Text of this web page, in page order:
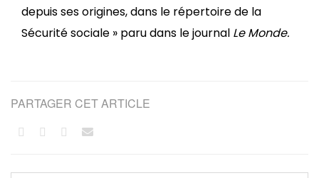
depuis ses origines, dans le répertoire de la
Sécurité sociale » paru dans le journal Le Monde.
PARTAGER CET ARTICLE